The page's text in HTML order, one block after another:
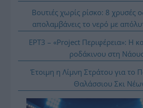
Βουτιές χωρίς ρίσκο: 8 χρυσές
απολαμβάνεις το νερό με
ΕΡΤ3 – «Project Περιφέρεια»: Η
ροδάκινου στη
Έτοιμη η Λίμνη Στράτου για το
Θαλάσσιου Σκι